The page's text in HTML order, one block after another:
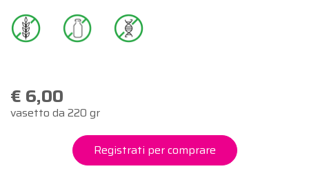
€ 6,00
vasetto da 220 gr
Registrati per comprare